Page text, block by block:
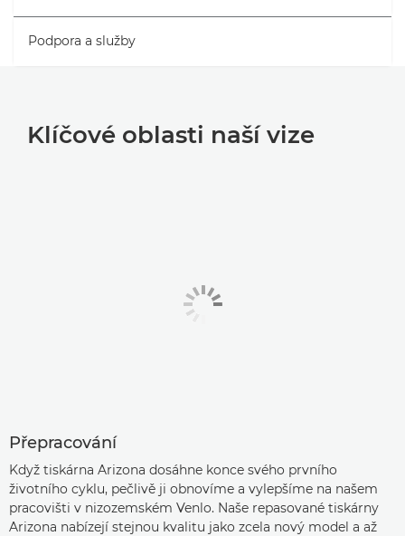
Podpora a služby
Klíčové oblasti naší vize
Přepracování
Když tiskárna Arizona dosáhne konce svého prvního
životního cyklu, pečlivě ji obnovíme a vylepšíme na našem
pracovišti v nizozemském Venlo. Naše repasované tiskárny
Arizona nabízejí stejnou kvalitu jako zcela nový model a až